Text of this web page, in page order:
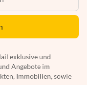
exklusive und
Angebote im
Immobilien, sowie